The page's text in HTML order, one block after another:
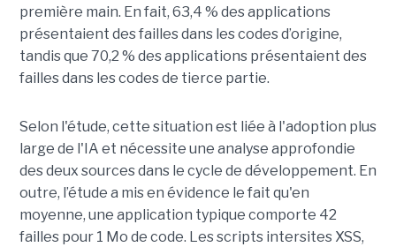
première main. En fait, 63,4 % des applications
présentaient des failles dans les codes d’origine,
tandis que 70,2 % des applications présentaient des
failles dans les codes de tierce partie.
Selon l'étude, cette situation est liée à l'adoption plus
large de l'IA et nécessite une analyse approfondie
des deux sources dans le cycle de développement. En
outre, l’étude a mis en évidence le fait qu'en
moyenne, une application typique comporte 42
failles pour 1 Mo de code. Les scripts intersites XSS,